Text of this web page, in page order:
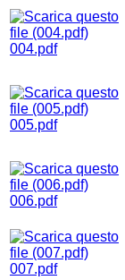
004.pdf
005.pdf
006.pdf
007.pdf